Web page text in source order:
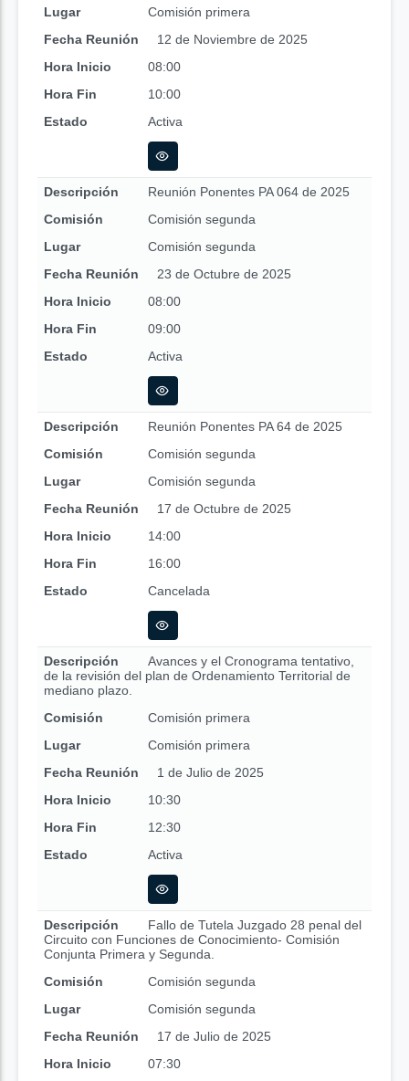
Lugar
Comisión primera
Fecha Reunión
12 de Noviembre de 2025
Hora Inicio
08:00
Hora Fin
10:00
Estado
Activa
Descripción
Reunión Ponentes PA 064 de 2025
Comisión
Comisión segunda
Lugar
Comisión segunda
Fecha Reunión
23 de Octubre de 2025
Hora Inicio
08:00
Hora Fin
09:00
Estado
Activa
Descripción
Reunión Ponentes PA 64 de 2025
Comisión
Comisión segunda
Lugar
Comisión segunda
Fecha Reunión
17 de Octubre de 2025
Hora Inicio
14:00
Hora Fin
16:00
Estado
Cancelada
Descripción
Avances y el Cronograma tentativo,
de la revisión del plan de Ordenamiento Territorial de
mediano plazo.
Comisión
Comisión primera
Lugar
Comisión primera
Fecha Reunión
1 de Julio de 2025
Hora Inicio
10:30
Hora Fin
12:30
Estado
Activa
Descripción
Fallo de Tutela Juzgado 28 penal del
Circuito con Funciones de Conocimiento- Comisión
Conjunta Primera y Segunda.
Comisión
Comisión segunda
Lugar
Comisión segunda
Fecha Reunión
17 de Julio de 2025
Hora Inicio
07:30